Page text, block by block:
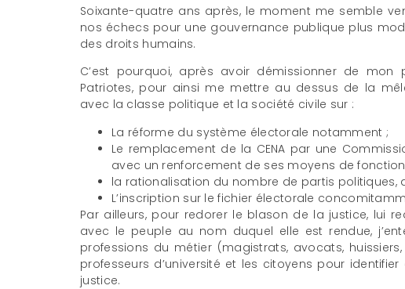
Soixante-quatre ans après, le moment me semble
nos échecs pour une gouvernance publique plus
des droits humains.
C’est pourquoi, après avoir démissionner de mon
Patriotes, pour ainsi me mettre au dessus de la
avec la classe politique et la société civile sur :
La réforme du système électorale notamment ;
Le remplacement de la CENA par une
avec un renforcement de ses moyens de
la rationalisation du nombre de partis politiques,
L’inscription sur le fichier électorale
Par ailleurs, pour redorer le blason de la justice, lui
avec le peuple au nom duquel elle est rendue,
professions du métier (magistrats, avocats,
professeurs d’université et les citoyens pour
justice.